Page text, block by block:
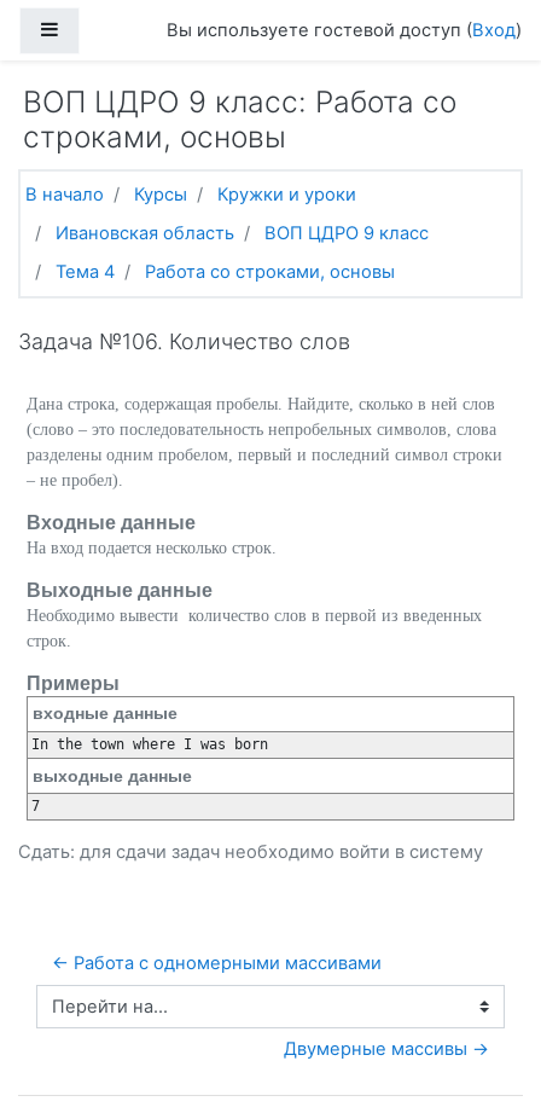
Боковая панельВы используете гостевой доступ (Вход)
ВОП ЦДРО 9 класс: Работа со
строками, основы
В начало Курсы
Кружки и уроки
Ивановская область
ВОП ЦДРО 9 класс
Тема 4
Работа со строками, основы
Задача №106. Количество слов
Дана строка, содержащая пробелы. Найдите, сколько в ней слов
(слово – это последовательность непробельных символов, слова
разделены одним пробелом, первый и последний символ строки
– не пробел).
Входные данные
На вход подается несколько строк.
Выходные данные
Необходимо вывести количество слов в первой из введенных
строк.
Примеры
входные данные
выходные данные
Сдать: для сдачи задач необходимо войти в систему
← Работа с одномерными массивами
Перейти на...
Двумерные массивы →